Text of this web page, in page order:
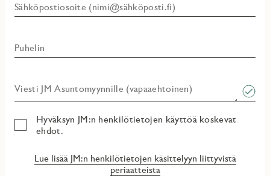
Sähköpostiosoite (nimi@sähköposti.fi)
Puhelin
Viesti JM Asuntomyynnille (vapaaehtoinen)​
Hyväksyn JM:n henkilötietojen käyttöä koskevat
ehdot.
Lue lisää JM:n henkilötietojen käsittelyyn liittyvistä
periaatteista